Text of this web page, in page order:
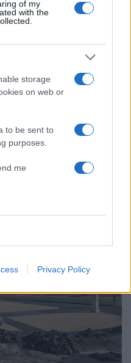
of my
with the
storage
on web or
to be sent to
purposes.
me
Privacy Policy
της ΕΛΑΣ που
Τσίπρας στη
τετραετίας
του κόμματος –
ΑΕΚ στην πολιτική
άρθρα